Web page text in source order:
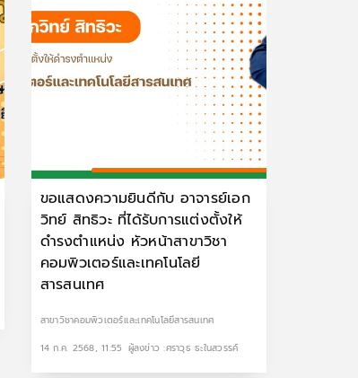
ขอแสดงความยินดีกับ อาจารย์เอก
วิทย์ สิทธิวะ ที่ได้รับการแต่งตั้งให้
ดำรงตำแหน่ง หัวหน้าสาขาวิชา
คอมพิวเตอร์และเทคโนโลยี
สารสนเทศ
สาขาวิชาคอมพิวเตอร์และเทคโนโลยีสารสนเทศ
14 ก.ค. 2568, 11:55 ผู้ลงข่าว :ศราวุธ ธะในสวรรค์